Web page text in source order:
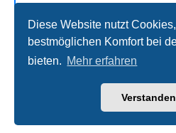
Diese Website nutzt
bestmöglichen Komfort bei
bieten. Mehr erfahren